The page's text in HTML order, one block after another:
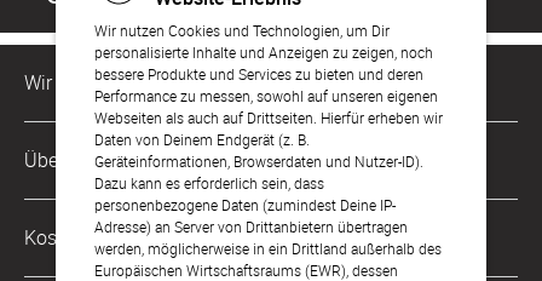
Wir nutzen Cookies und Technologien, um Dir
personalisierte Inhalte und Anzeigen zu zeigen, noch
bessere Produkte und Services zu bieten und deren
Performance zu messen, sowohl auf unseren eigenen
Webseiten als auch auf Drittseiten. Hierfür erheben wir
Daten von Deinem Endgerät (z. B.
Geräteinformationen, Browserdaten und Nutzer-ID).
Dazu kann es erforderlich sein, dass
personenbezogene Daten (zumindest Deine IP-
Adresse) an Server von Drittanbietern übertragen
werden, möglicherweise in ein Drittland außerhalb des
Europäischen Wirtschaftsraums (EWR), dessen
Wir sind für Dich da
Kundenservice-Hotline
0221 956 725 10
Mo. - Fr. von 9 bis 17 Uhr
kontakt@sendmoments.de
Über Uns
Philosophie
Karriere
Kostenlose Services